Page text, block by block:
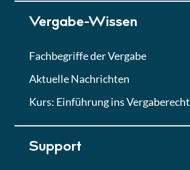
Vergabe-Wissen
Fachbegriffe der Vergabe
Aktuelle Nachrichten
Kurs: Einführung ins Vergaberecht
Support